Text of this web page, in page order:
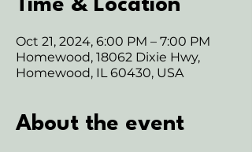
Time & Location
Oct 21, 2024, 6:00 PM – 7:00 PM
Homewood, 18062 Dixie Hwy,
Homewood, IL 60430, USA
About the event